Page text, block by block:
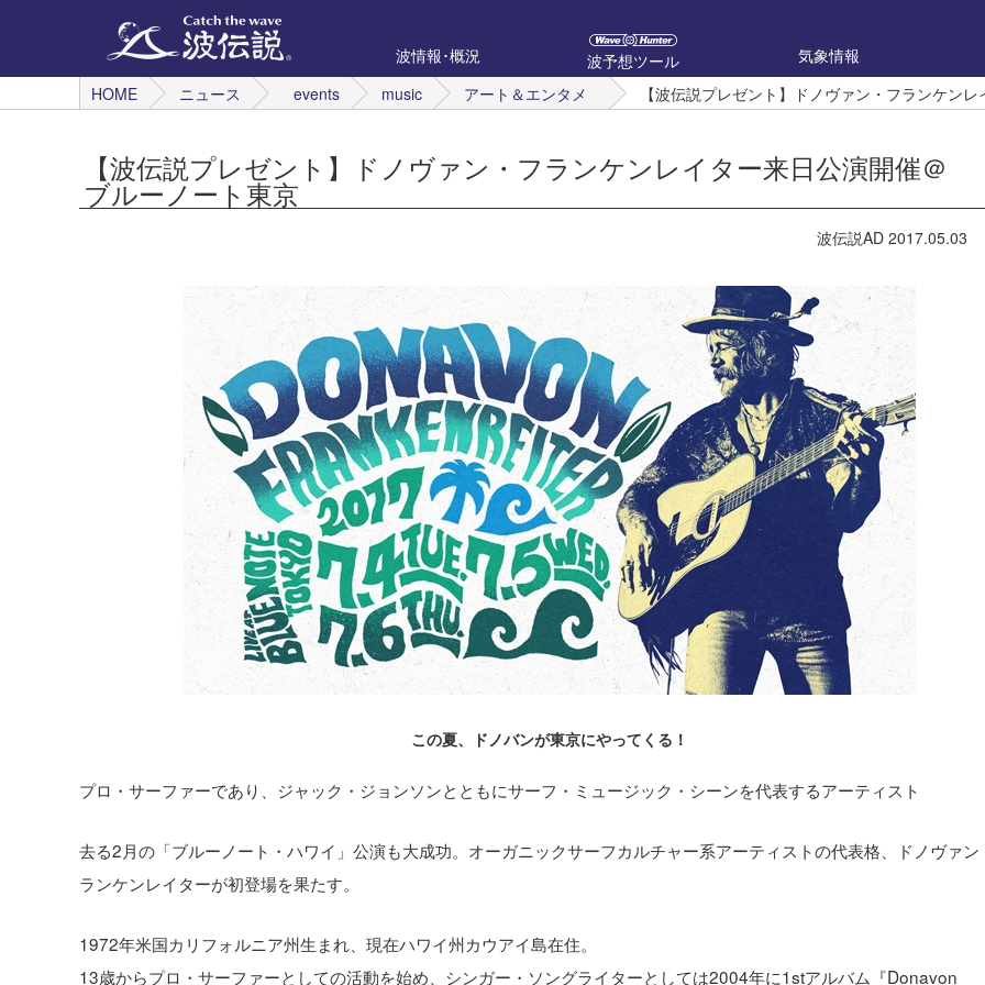
波情報･概況 波予想ツール
気象情報
HOME
ニュース events music アート＆エンタメ 【波伝説プレゼント】ドノヴァン・フランケン
【波伝説プレゼント】ドノヴァン・フランケンレイター来日公演開催＠
ブルーノート東京
波伝説AD 2017.05.03
この夏、ドノバンが東京にやってくる！
プロ・サーファーであり、ジャック・ジョンソンとともにサーフ・ミュージック・シーンを代表するアーティスト
去る2月の「ブルーノート・ハワイ」公演も大成功。オーガニックサーフカルチャー系アーティストの代表格、ドノヴァン
ランケンレイターが初登場を果たす。
1972年米国カリフォルニア州生まれ、現在ハワイ州カウアイ島在住。
13歳からプロ・サーファーとしての活動を始め、シンガー・ソングライターとしては2004年に1stアルバム『Donavon